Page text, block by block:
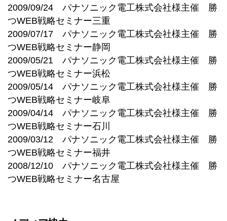
2009/09/24 パナソニック電工株式会社様主催 勝
つWEB戦略セミナー三重
2009/07/17 パナソニック電工株式会社様主催 勝
つWEB戦略セミナー静岡
2009/05/21 パナソニック電工株式会社様主催 勝
つWEB戦略セミナー浜松
2009/05/14 パナソニック電工株式会社様主催 勝
つWEB戦略セミナー岐阜
2009/04/14 パナソニック電工株式会社様主催 勝
つWEB戦略セミナー石川
2009/03/12 パナソニック電工株式会社様主催 勝
つWEB戦略セミナー福井
2008/12/10 パナソニック電工株式会社様主催 勝
つWEB戦略セミナー名古屋